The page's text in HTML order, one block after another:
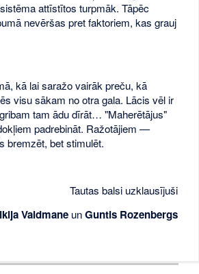
attīstītos turpmāk. Tāpēc
nevēršas pret faktoriem, kas grauj
kā lai saražo vairāk preču, kā
visu sākam no otra gala. Lācis vēl ir
tam ādu dīrāt… "Maherētājus"
padrebināt. Ražotājiem —
bremzēt, bet stimulēt.
Tautas balsi uzklausījuši
ValdmaneunGuntis Rozenbergs